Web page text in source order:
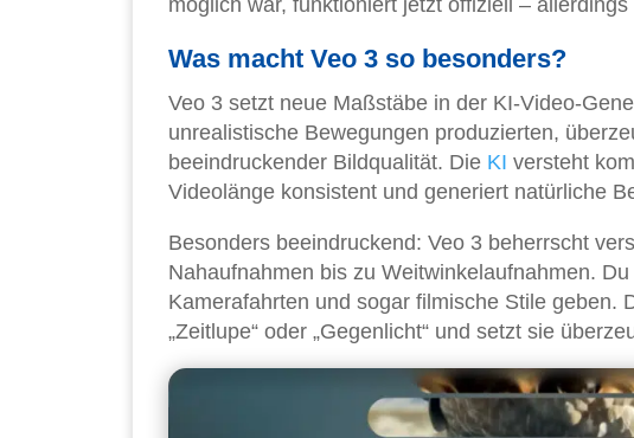
Was macht Veo 3 so besonders?
Veo 3 setzt neue Maßstäbe in der KI-Video-
unrealistische Bewegungen produzierten,
beeindruckender Bildqualität. Die KI versteht
Videolänge konsistent und generiert natürliche
Besonders beeindruckend: Veo 3 beherrscht
Nahaufnahmen bis zu Weitwinkelaufnahmen.
Kamerafahrten und sogar filmische Stile geben.
„Zeitlupe“ oder „Gegenlicht“ und setzt sie